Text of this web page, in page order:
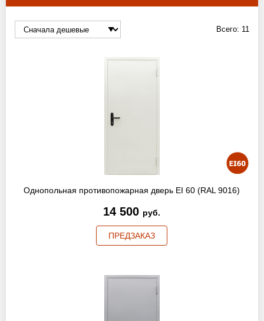
ЗАПРОСИТЬ РАСЧЕТ
+7 (495) 767-19-79
Всего: 11
Однопольная противопожарная дверь EI 60 (RAL 9016)
14 500 руб.
ПРЕДЗАКАЗ